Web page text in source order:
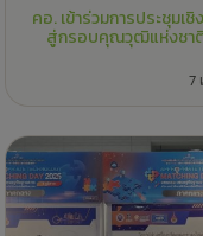
คอ. เข้าร่วมการประชุม
สู่กรอบคุณวุฒิแห่งชาติ
7